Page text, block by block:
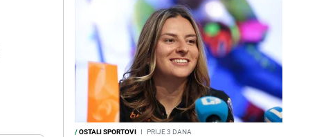
/OSTALI SPORTOVI I PRIJE 3 DANA